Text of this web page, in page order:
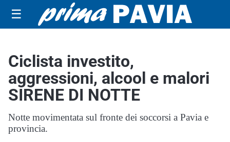
☰
Ciclista investito,
aggressioni, alcool e malori
SIRENE DI NOTTE
Notte movimentata sul fronte dei soccorsi a Pavia e
provincia.